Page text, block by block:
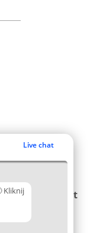
Live chat
Kliknij
Kontakt